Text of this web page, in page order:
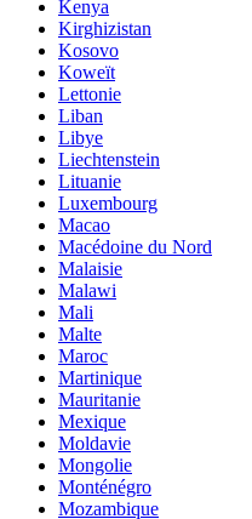
Kenya
Kirghizistan
Kosovo
Koweït
Lettonie
Liban
Libye
Liechtenstein
Lituanie
Luxembourg
Macao
Macédoine du Nord
Malaisie
Malawi
Mali
Malte
Maroc
Martinique
Mauritanie
Mexique
Moldavie
Mongolie
Monténégro
Mozambique